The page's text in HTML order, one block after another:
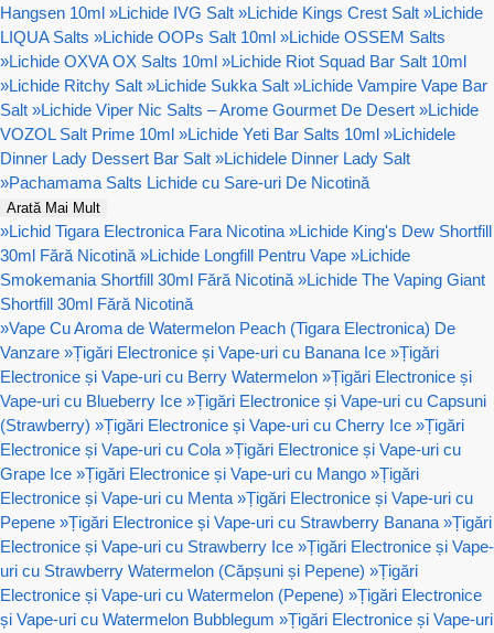
Hangsen 10ml »Lichide IVG Salt »Lichide Kings Crest Salt »Lichide
LIQUA Salts »Lichide OOPs Salt 10ml »Lichide OSSEM Salts
»Lichide OXVA OX Salts 10ml »Lichide Riot Squad Bar Salt 10ml
»Lichide Ritchy Salt »Lichide Sukka Salt »Lichide Vampire Vape Bar
Salt »Lichide Viper Nic Salts – Arome Gourmet De Desert »Lichide
VOZOL Salt Prime 10ml »Lichide Yeti Bar Salts 10ml »Lichidele
Dinner Lady Dessert Bar Salt »Lichidele Dinner Lady Salt
»Pachamama Salts Lichide cu Sare-uri De Nicotină
Arată Mai Mult
»Lichid Tigara Electronica Fara Nicotina »Lichide King's Dew Shortfill
30ml Fără Nicotină »Lichide Longfill Pentru Vape »Lichide
Smokemania Shortfill 30ml Fără Nicotină »Lichide The Vaping Giant
Shortfill 30ml Fără Nicotină
»Vape Cu Aroma de Watermelon Peach (Tigara Electronica) De
Vanzare »Țigări Electronice și Vape-uri cu Banana Ice »Țigări
Electronice și Vape-uri cu Berry Watermelon »Țigări Electronice și
Vape-uri cu Blueberry Ice »Țigări Electronice și Vape-uri cu Capsuni
(Strawberry) »Țigări Electronice și Vape-uri cu Cherry Ice »Țigări
Electronice și Vape-uri cu Cola »Țigări Electronice și Vape-uri cu
Grape Ice »Țigări Electronice și Vape-uri cu Mango »Țigări
Electronice și Vape-uri cu Menta »Țigări Electronice și Vape-uri cu
Pepene »Țigări Electronice și Vape-uri cu Strawberry Banana »Țigări
Electronice și Vape-uri cu Strawberry Ice »Țigări Electronice și Vape-
uri cu Strawberry Watermelon (Căpșuni și Pepene) »Țigări
Electronice și Vape-uri cu Watermelon (Pepene) »Țigări Electronice
și Vape-uri cu Watermelon Bubblegum »Țigări Electronice și Vape-uri